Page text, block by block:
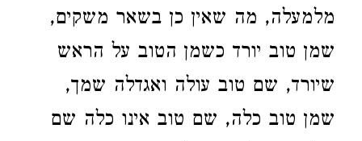
מלמעלה, מה שאין כן בשאר משקים,
שמן טוב יורד כשמן הטוב על הראש
שיורד, שם טוב עולה ואגדלה שמך,
שמן טוב כלה, שם טוב אינו כלה שם